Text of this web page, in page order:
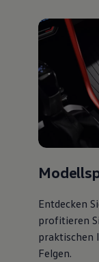
Entdecken
profitieren
praktischen
Felgen.